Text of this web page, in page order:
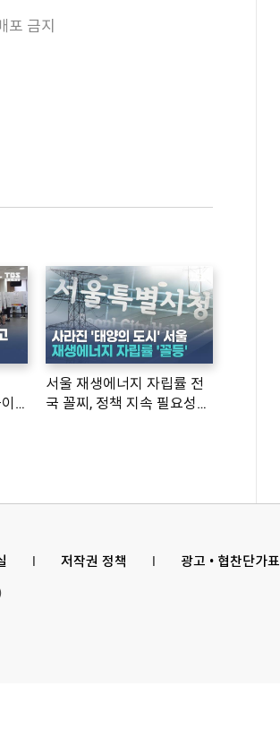
금지
서울 재생에너지 자립률 전
국 꼴찌, 정책 지속 필요성
l 저작권 정책 l 광고 • 협찬단가표